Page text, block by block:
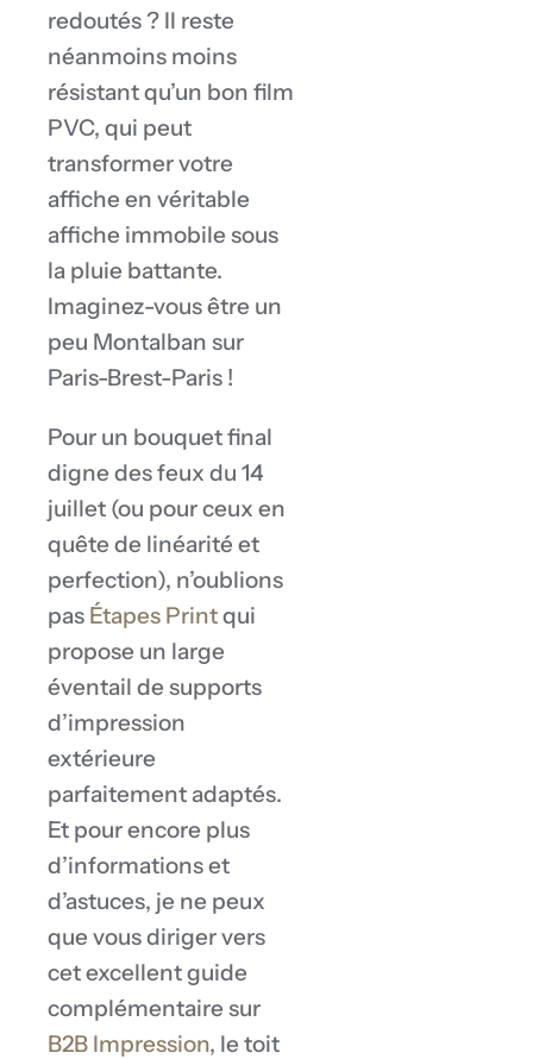
redoutés ? Il reste
néanmoins moins
résistant qu’un bon film
PVC, qui peut
transformer votre
affiche en véritable
affiche immobile sous
la pluie battante.
Imaginez-vous être un
peu Montalban sur
Paris-Brest-Paris !
Pour un bouquet final
digne des feux du 14
juillet (ou pour ceux en
quête de linéarité et
perfection), n’oublions
pas Étapes Printqui
propose un large
éventail de supports
d’impression
extérieure
parfaitement adaptés.
Et pour encore plus
d’informations et
d’astuces, je ne peux
que vous diriger vers
cet excellent guide
complémentaire sur
B2B Impression, le toit